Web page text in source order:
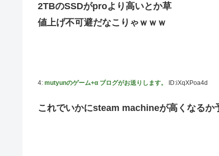
韓国人「韓国サッカー協会の性接待報道、海外でも
熊本県知事の要請をガン無視したTBS、避難所に取材
【セクシー】人気美人声優、太ももチラリｗｗｗｗｗ
2TBのSSDがproより高いとか草
値上げ不可避だなこりゃｗｗｗ
4: mutyunのゲーム+α ブログがお送りします。 ID:iXqXPoa4d
これでいかにsteam machineが高くなるか